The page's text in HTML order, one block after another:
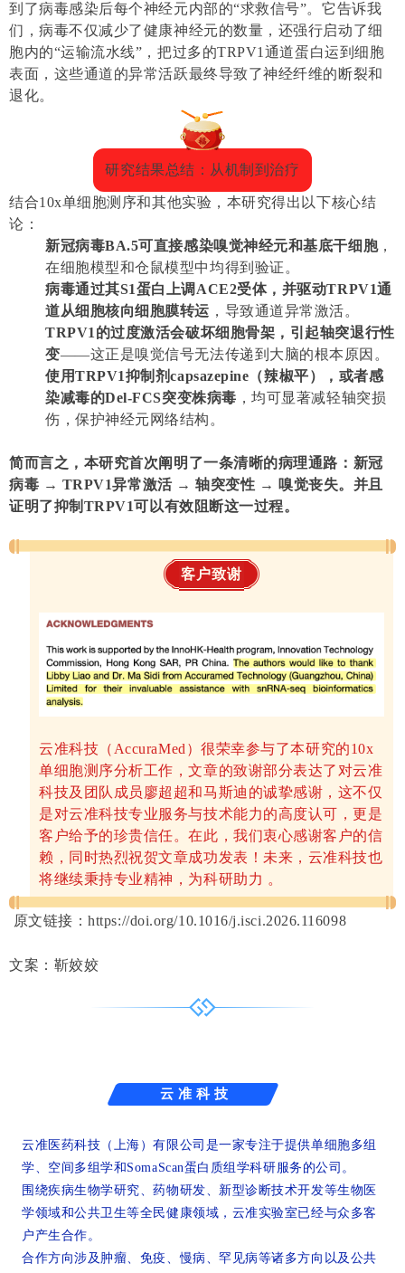
到了病毒感染后每个神经元内部的“求救信号”。它告诉我
们，病毒不仅减少了健康神经元的数量，还强行启动了细
胞内的“运输流水线”，把过多的TRPV1通道蛋白运到细胞
表面，这些通道的异常活跃最终导致了神经纤维的断裂和
退化。
研究结果总结：从机制到治疗
结合10x单细胞测序和其他实验，本研究得出以下核心结
论：
新冠病毒BA.5可直接感染嗅觉神经元和基底干细胞，
在细胞模型和仓鼠模型中均得到验证。
病毒通过其S1蛋白上调ACE2受体，并驱动TRPV1通
道从细胞核向细胞膜转运 ，导致通道异常激活。
TRPV1的过度激活会破坏细胞骨架，引起轴突退行性
变——这正是嗅觉信号无法传递到大脑的根本原因。
使用TRPV1抑制剂capsazepine（辣椒平），或者感
染减毒的Del-FCS突变株病毒 ，均可显著减轻轴突损
伤，保护神经元网络结构。
简而言之，本研究首次阐明了一条清晰的病理通路：新冠
病毒 → TRPV1异常激活 → 轴突变性 → 嗅觉丧失。并且
证明了抑制TRPV1可以有效阻断这一过程。
客户致谢
云准科技（AccuraMed）很荣幸参与了本研究的10x
单细胞测序分析工作，文章的致谢部分表达了对云准
科技及团队成员廖超超和马斯迪的诚挚感谢，这不仅
是对云准科技专业服务与技术能力的高度认可，更是
客户给予的珍贵信任。在此，我们衷心感谢客户的信
赖，同时热烈祝贺文章成功发表！未来，云准科技也
将继续秉持专业精神，为科研助力 。
原文链接：https://doi.org/10.1016/j.isci.2026.116098
文案：靳姣姣
云 准 科 技
云准医药科技（上海）有限公司是一家专注于提供单细胞多组
学、空间多组学和SomaScan蛋白质组学科研服务的公司。
围绕疾病生物学研究、药物研发、新型诊断技术开发等生物医
学领域和公共卫生等全民健康领域，云准实验室已经与众多客
户产生合作。
合作方向涉及肿瘤、免疫、慢病、罕见病等诸多方向以及公共